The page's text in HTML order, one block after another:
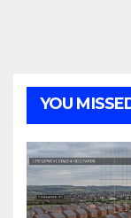
YOU